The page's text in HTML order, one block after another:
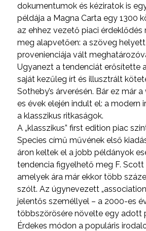
dokumentumok és kéziratok is
példája a Magna Carta egy 1300
az ehhez vezető piaci
meg alapvetően: a szöveg
provenienciája vált
Ugyanezt a tendenciát erősítette
saját kezűleg írt és illusztrált
Sotheby’s árverésén. Bár ez
es évek elején indult el: a modern
a klasszikus ritkaságok.
A „klasszikus” first edition piac
Species című művének első
áron keltek el a jobb példányok
tendencia figyelhető meg F.
amelyek ára már ekkor több
szólt. Az úgynevezett
jelentős személlyel – a 2000-es
többszörösére növelte egy adott
Érdekes módon a populáris